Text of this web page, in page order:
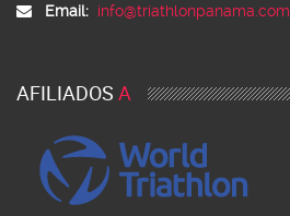
Email: info@triathlonpanama.com
AFILIADOS A